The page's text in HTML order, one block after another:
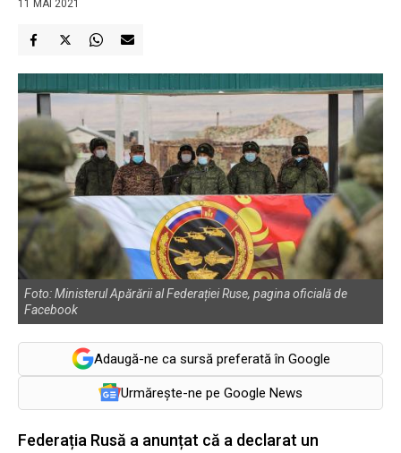
11 MAI 2021
Foto: Ministerul Apărării al Federației Ruse, pagina oficială de
Facebook
Adaugă-ne ca sursă preferată în Google
Urmărește-ne pe Google News
Federația Rusă a anunțat că a declarat un